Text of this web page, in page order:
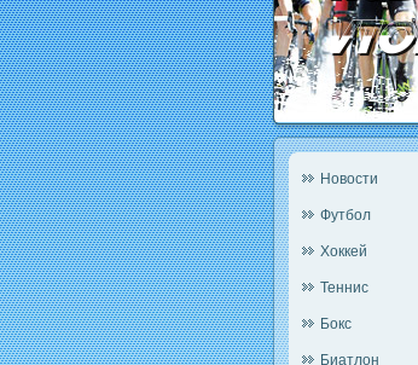
Новости
Футбол
Хоккей
Теннис
Бокс
Биатлон